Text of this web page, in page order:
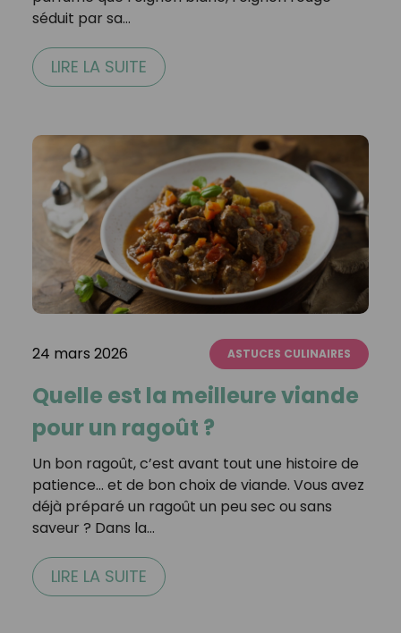
séduit par sa…
LIRE LA SUITE
24 mars 2026 ASTUCES CULINAIRES
Quelle est la meilleure viande
pour un ragoût ?
Un bon ragoût, c’est avant tout une histoire de
patience… et de bon choix de viande. Vous avez
déjà préparé un ragoût un peu sec ou sans
saveur ? Dans la…
LIRE LA SUITE